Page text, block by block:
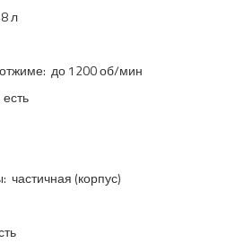
л
до 1200 об/мин
частичная (корпус)